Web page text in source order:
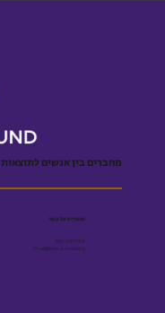
מחברים בין אנשים לתוצאות
שומרים על קשר
055-5001909
Efrat@workaround.blog